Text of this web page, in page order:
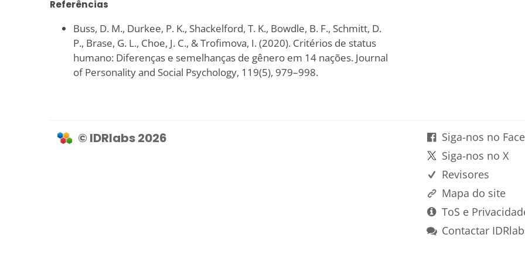
Referências
Buss, D. M., Durkee, P. K., Shackelford, T. K., Bowdle, B. F., Schmitt, D.
P., Brase, G. L., Choe, J. C., & Trofimova, I. (2020). Critérios de status
humano: Diferenças e semelhanças de gênero em 14 nações. Journal
of Personality and Social Psychology, 119(5), 979–998.
© IDRlabs 2026
Siga-nos no
Siga-nos no X
Revisores
Mapa do site
ToS e
Contactar